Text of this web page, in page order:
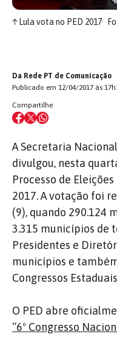
↑Lula vota no PED 2017
Da Rede PT de Comunicação
Publicado em 12/04/2017 às
Compartilhe
A Secretaria
divulgou, nesta
Processo de
2017. A votação foi
(9), quando 290.124
3.315 municípios de
Presidentes e
municípios e
Congressos
O PED abre
“6º Congresso